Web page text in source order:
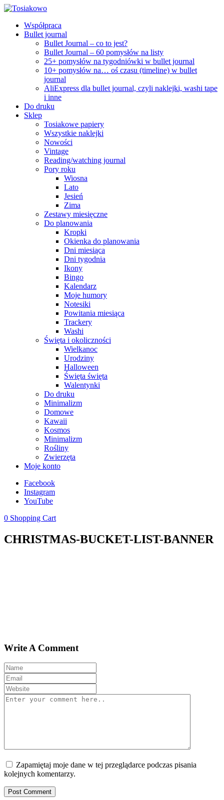
Współpraca
Bullet journal
Bullet Journal – co to jest?
Bullet Journal – 60 pomysłów na listy
25+ pomysłów na tygodniówki w bullet journal
10+ pomysłów na… oś czasu (timeline) w bullet
journal
AliExpress dla bullet journal, czyli naklejki, washi tape
i inne
Do druku
Sklep
Tosiakowe papiery
Wszystkie naklejki
Nowości
Vintage
Reading/watching journal
Pory roku
Wiosna
Lato
Jesień
Zima
Zestawy miesięczne
Do planowania
Kropki
Okienka do planowania
Dni miesiąca
Dni tygodnia
Ikony
Bingo
Kalendarz
Moje humory
Notesiki
Powitania miesiąca
Trackery
Washi
Święta i okoliczności
Wielkanoc
Urodziny
Halloween
Święta święta
Walentynki
Do druku
Minimalizm
Domowe
Kawaii
Kosmos
Minimalizm
Rośliny
Zwierzęta
Moje konto
Facebook
Instagram
YouTube
0 Shopping Cart
CHRISTMAS-BUCKET-LIST-BANNER
Write A Comment
Zapamiętaj moje dane w tej przeglądarce podczas pisania
kolejnych komentarzy.